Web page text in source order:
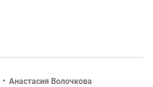
Анастасия Волочкова